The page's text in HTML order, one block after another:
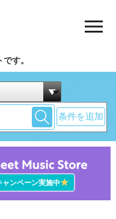
す。
条件を追加
ャンペーン実施中★